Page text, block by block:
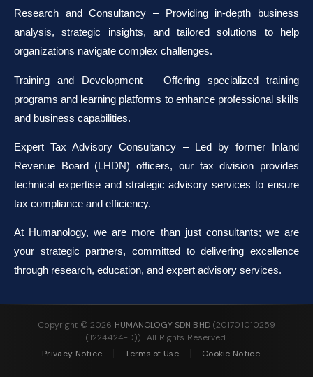
Research and Consultancy – Providing in-depth business
analysis, strategic insights, and tailored solutions to help
organizations navigate complex challenges.
Training and Development – Offering specialized training
programs and learning platforms to enhance professional skills
and business capabilities.
Expert Tax Advisory Consultancy – Led by former Inland
Revenue Board (LHDN) officers, our tax division provides
technical expertise and strategic advisory services to ensure
tax compliance and efficiency.
At Humanology, we are more than just consultants; we are
your strategic partners, committed to delivering excellence
through research, education, and expert advisory services.
Copyright © 2026 HUMANOLOGY SDN BHD(201701010259
(1224424-D)). All Rights Reserved.
Privacy Notice
Terms of Use Cookie Notice